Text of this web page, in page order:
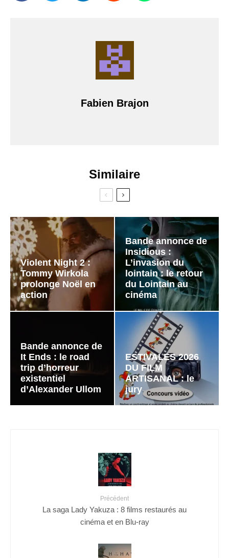
Fabien Brajon
Similaire
Violent Night 2 :
Tommy Wirkola
prolonge Noël en
action
Bande annonce de
Insidious :
L’invasion du
lointain : le retour
du Lointain au
cinéma
Bande annonce de
It Ends : le road
trip d’horreur
existentiel
d’Alexander Ullom
ESTIVALES 2026
DU FILM
ARTISANAL : le
jury
Précédent
La saga Lady Yakuza : 8 films restaurés au
cinéma et en Blu-ray